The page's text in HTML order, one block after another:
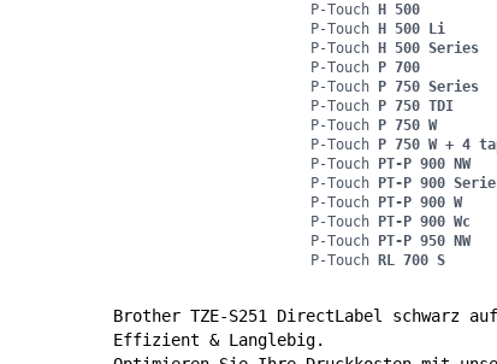
P-Touch H 500
P-Touch H 500 Li
P-Touch H 500 Series
P-Touch P 700
P-Touch P 750 Series
P-Touch P 750 TDI
P-Touch P 750 W
P-Touch P 750 W + 4
P-Touch PT-P 900 NW
P-Touch PT-P 900
P-Touch PT-P 900 W
P-Touch PT-P 900 Wc
P-Touch PT-P 950 NW
P-Touch RL 700 S
Brother TZE-S251 DirectLabel schwarz
Effizient & Langlebig.